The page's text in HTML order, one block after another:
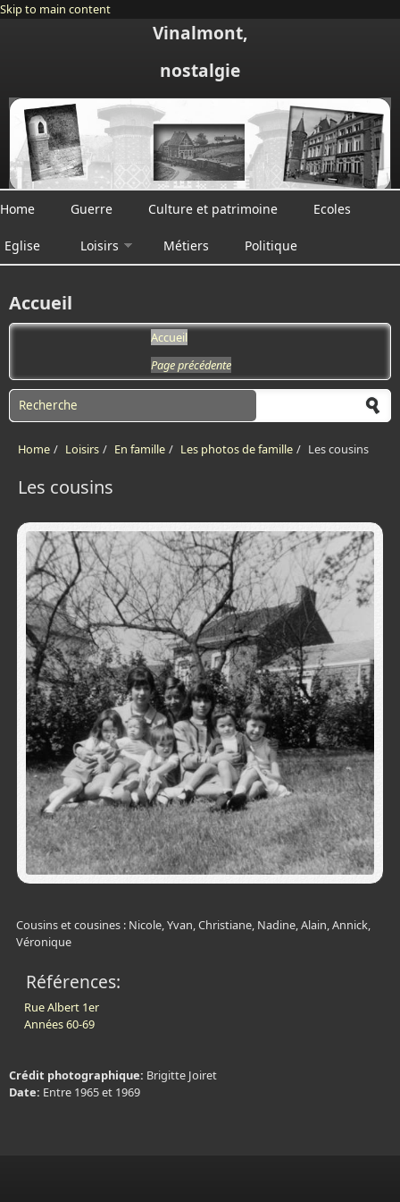
Skip to main content
Vinalmont,
nostalgie
Home Guerre Culture et patrimoine Ecoles
Eglise Loisirs Métiers Politique
Accueil
Accueil
Page précédente
Search form
Home / Loisirs / En famille / Les photos de famille / Les cousins
Les cousins
Cousins et cousines : Nicole, Yvan, Christiane, Nadine, Alain, Annick,
Véronique
Références:
Rue Albert 1er
Années 60-69
Crédit photographique: Brigitte Joiret
Date: Entre 1965 et 1969